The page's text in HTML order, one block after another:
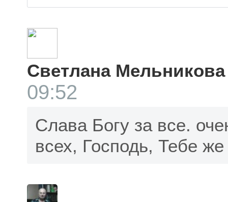
Светлана Мельникова
09:52
Слава Богу за все.
всех, Господь, Тебе